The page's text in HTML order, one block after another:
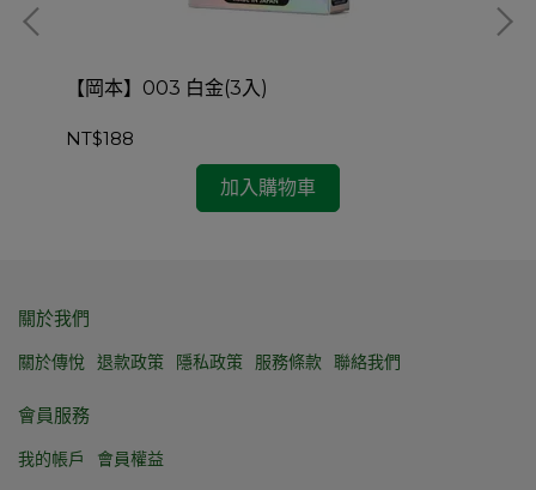
【岡本】003 白金(3入)
NT$188
加入購物車
關於我們
關於傳悅 退款政策 隱私政策 服務條款 聯絡我們
會員服務
我的帳戶 會員權益